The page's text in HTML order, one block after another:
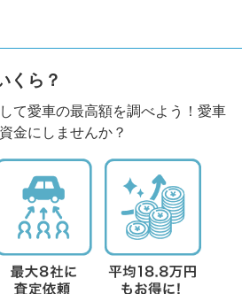
くら？
て愛車の最高額を調べよう！愛車
金にしませんか？